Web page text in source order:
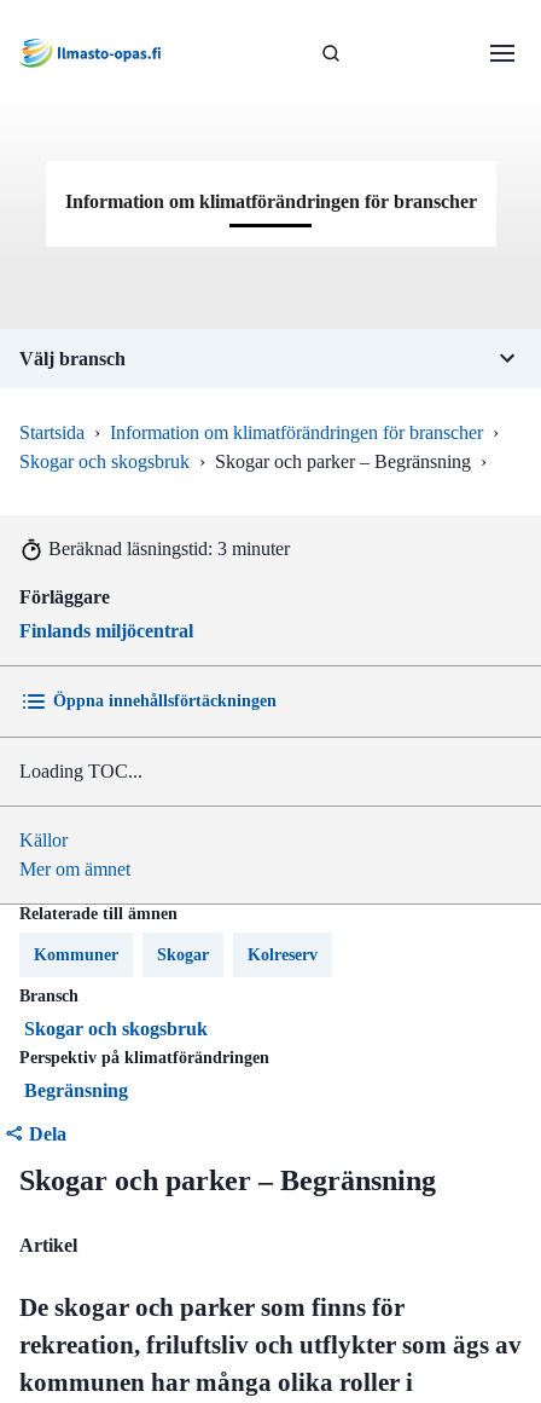
Information om klimatförändringen för branscher
Välj bransch
Startsida › Information om klimatförändringen för branscher ›
Skogar och skogsbruk › Skogar och parker – Begränsning ›
Beräknad läsningstid: 3 minuter
Förläggare
Finlands miljöcentral
Öppna innehållsförtäckningen
Loading TOC...
Källor
Mer om ämnet
Relaterade till ämnen
Kommuner Skogar Kolreserv
Bransch
Skogar och skogsbruk
Perspektiv på klimatförändringen
Begränsning
Dela
Skogar och parker – Begränsning
Artikel
De skogar och parker som finns för
rekreation, friluftsliv och utflykter som ägs av
kommunen har många olika roller i